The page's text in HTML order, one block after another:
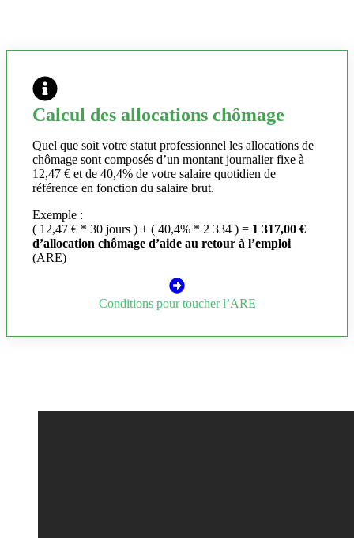
Calcul des allocations chômage
Quel que soit votre statut professionnel les allocations de
chômage sont composés d’un montant journalier fixe à
12,47 € et de 40,4% de votre salaire quotidien de
référence en fonction du salaire brut.
Exemple :
( 12,47 € * 30 jours ) + ( 40,4% * 2 334 ) = 1 317,00 €
d’allocation chômage d’aide au retour à l’emploi
(ARE)
Conditions pour toucher l’ARE